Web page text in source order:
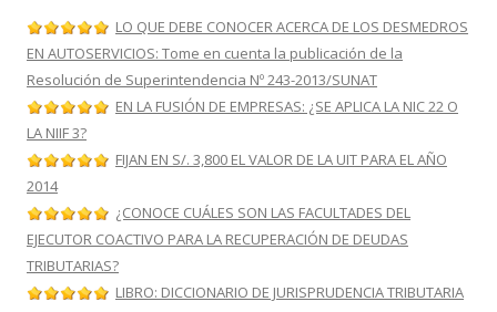
LO QUE DEBE CONOCER ACERCA DE LOS DESMEDROS
EN AUTOSERVICIOS: Tome en cuenta la publicación de la
Resolución de Superintendencia Nº 243-2013/SUNAT
EN LA FUSIÓN DE EMPRESAS: ¿SE APLICA LA NIC 22 O
LA NIIF 3?
FIJAN EN S/. 3,800 EL VALOR DE LA UIT PARA EL AÑO
2014
¿CONOCE CUÁLES SON LAS FACULTADES DEL
EJECUTOR COACTIVO PARA LA RECUPERACIÓN DE DEUDAS
TRIBUTARIAS?
LIBRO: DICCIONARIO DE JURISPRUDENCIA TRIBUTARIA